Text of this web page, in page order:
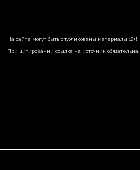
На сайте могут быть опубликованы материалы 18+!
При цитировании ссылка на источник обязательна.